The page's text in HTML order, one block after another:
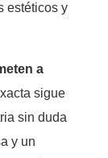
estéticos y
a
sigue
sin duda
y un